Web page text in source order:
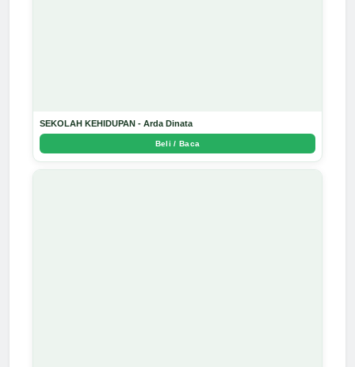
SEKOLAH KEHIDUPAN - Arda Dinata
Beli / Baca